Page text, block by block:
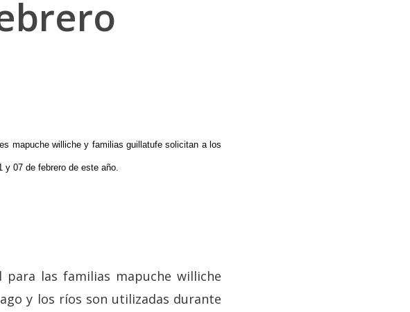
mapuche williche y familias guillatufe solicitan a los
07 de febrero de este año.
las familias mapuche williche
y los ríos son utilizadas durante